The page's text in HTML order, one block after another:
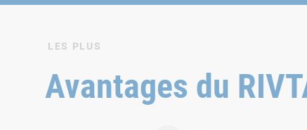
LES PLUS
Avantages du